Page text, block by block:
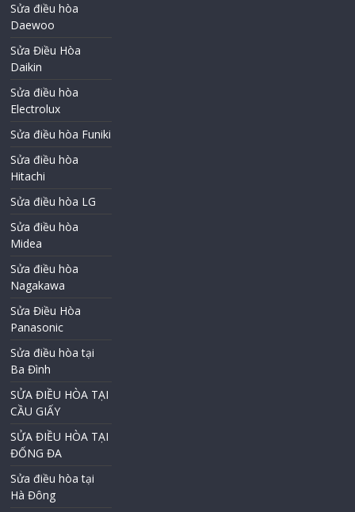
Sửa điều hòa
Daewoo
Sửa Điều Hòa
Daikin
Sửa điều hòa
Electrolux
Sửa điều hòa Funiki
Sửa điều hòa
Hitachi
Sửa điều hòa LG
Sửa điều hòa
Midea
Sửa điều hòa
Nagakawa
Sửa Điều Hòa
Panasonic
Sửa điều hòa tại
Ba Đình
SỬA ĐIỀU HÒA TẠI
CẦU GIẤY
SỬA ĐIỀU HÒA TẠI
ĐỐNG ĐA
Sửa điều hòa tại
Hà Đông